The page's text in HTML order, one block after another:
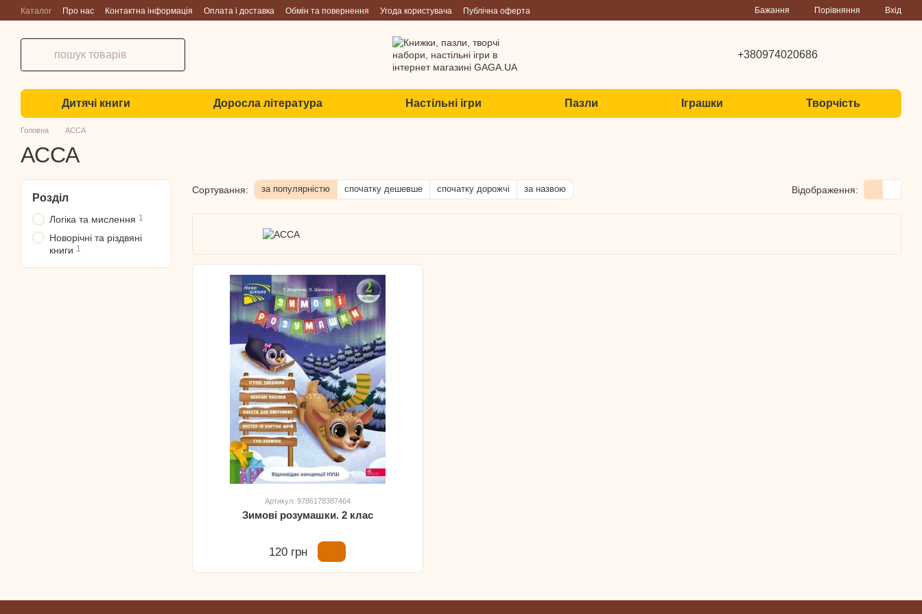
Перейти до основного контенту
Каталог Про нас Контактна інформація Оплата і доставка Обмін та повернення Угода користувача Публічна оферта Бажання Порівняння Вхід
+380974020686
Дитячі книги Доросла література Настільні ігри Пазли Іграшки Творчість
Головна АССА
АССА
Сортування: за популярністю спочатку дешевше спочатку дорожчі за назвою Відображення:
Артикул: 9786178387464
Зимові розумашки. 2 клас
120 грн
Розділ
Логіка та мислення 1
Новорічні та різдвяні
книги 1